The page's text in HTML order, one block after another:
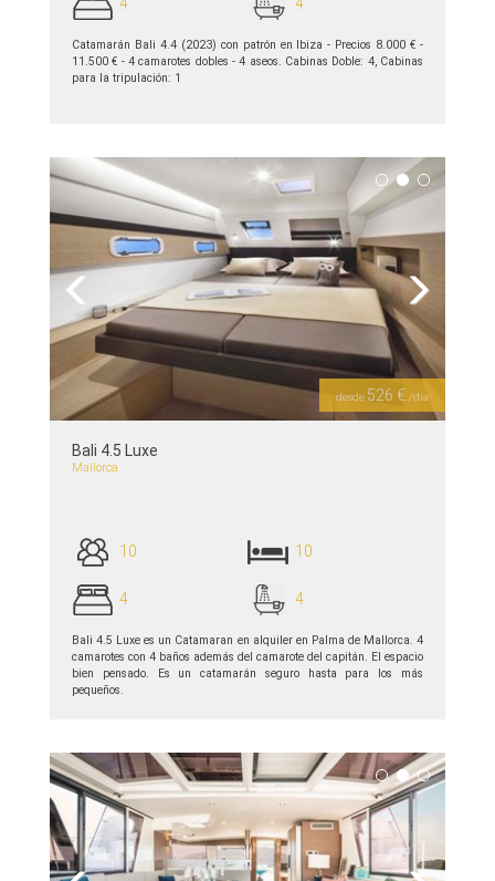
Catamarán Bali 4.4 (2023) con patrón en Ibiza - Precios 8.000 € -
11.500 € - 4 camarotes dobles - 4 aseos. Cabinas Doble: 4, Cabinas
para la tripulación: 1
ver detalles >>
Previous Next
desde 526 € /día
Bali 4.5 Luxe
Mallorca
10 10
4 4
Bali 4.5 Luxe es un Сatamaran en alquiler en Palma de Mallorca. 4
camarotes con 4 baños además del camarote del capitán. El espacio
bien pensado. Es un catamarán seguro hasta para los más
pequeños.
ver detalles >>